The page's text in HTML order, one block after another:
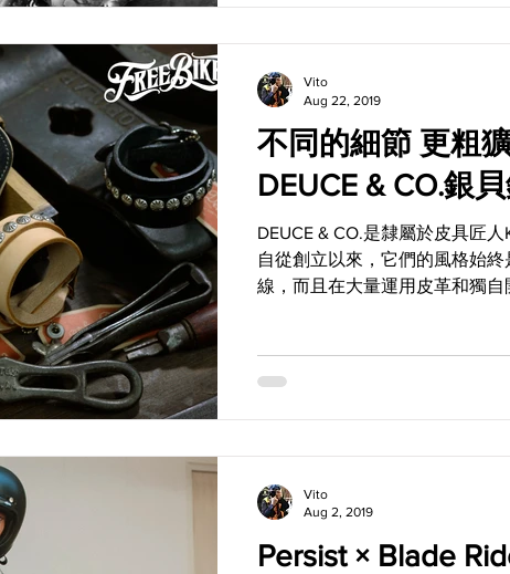
不同的細節 更粗
DEUCE & CO.銀
DEUCE & CO.是隸屬於皮具匠
自從創立以來，它們的風格始
線，而且在大量運用皮革和獨
Vito
Aug 22, 2019
Persist × Blade
Vito
Aug 2, 2019